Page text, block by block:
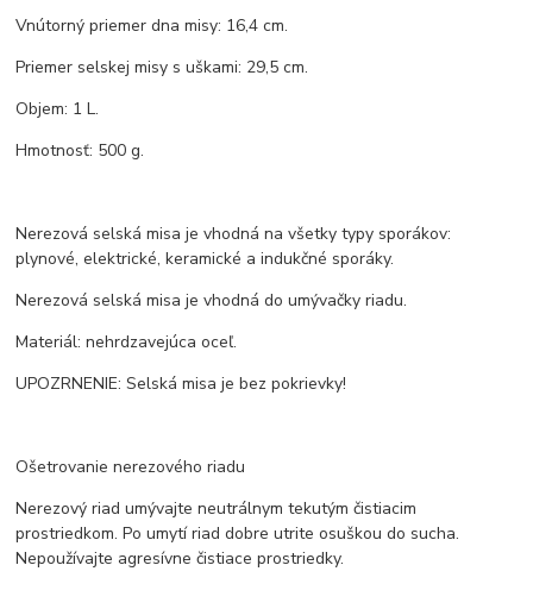
Vnútorný priemer dna misy: 16,4 cm.
Priemer selskej misy s uškami: 29,5 cm.
Objem: 1 L.
Hmotnosť: 500 g.
Nerezová selská misa je vhodná na všetky typy sporákov:
plynové, elektrické, keramické a indukčné sporáky.
Nerezová selská misa je vhodná do umývačky riadu.
Materiál: nehrdzavejúca oceľ.
UPOZRNENIE: Selská misa je bez pokrievky!
Ošetrovanie nerezového riadu
Nerezový riad umývajte neutrálnym tekutým čistiacim
prostriedkom. Po umytí riad dobre utrite osuškou do sucha.
Nepoužívajte agresívne čistiace prostriedky.